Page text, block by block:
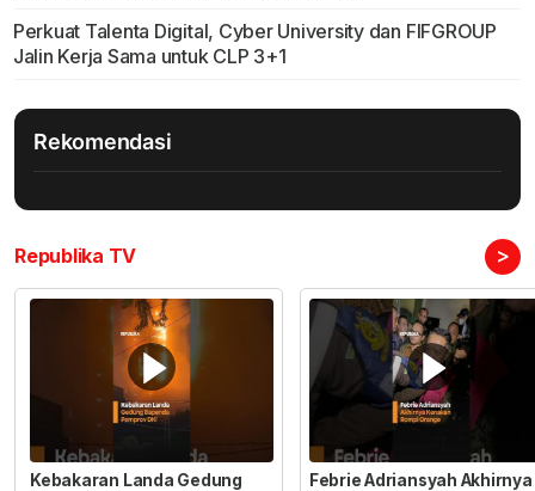
Perkuat Talenta Digital, Cyber University dan FIFGROUP
Jalin Kerja Sama untuk CLP 3+1
Rekomendasi
Republika TV >
Kebakaran Landa Gedung
Febrie Adriansyah Akhirnya